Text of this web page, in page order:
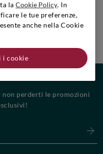
al team!
perderti le promozioni
la Cookie Policy. In
le tue preferenze,
anche nella Cookie
i cookie